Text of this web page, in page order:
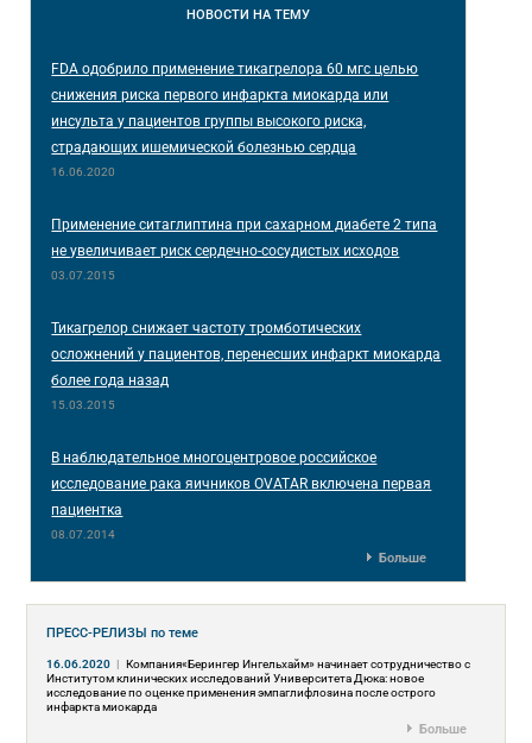
НОВОСТИНА ТЕМУ
FDA одобрило применение тикагрелора 60 мгс целью
снижения риска первого инфаркта миокарда или
инсульта у пациентов группы высокого риска,
страдающих ишемической болезнью сердца
16.06.2020
Применение ситаглиптина при сахарном диабете 2 типа
не увеличивает риск сердечно-сосудистых исходов
03.07.2015
Тикагрелор снижает частоту тромботических
осложнений у пациентов, перенесших инфаркт миокарда
более года назад
15.03.2015
В наблюдательное многоцентровое российское
исследование рака яичников OVATAR включена первая
пациентка
08.07.2014
Больше
ПРЕСС-РЕЛИЗЫпо теме
16.06.2020 | Компания«Берингер Ингельхайм» начинает сотрудничество с
Институтом клинических исследований Университета Дюка: новое
исследование по оценке применения эмпаглифлозина после острого
инфаркта миокарда
Больше